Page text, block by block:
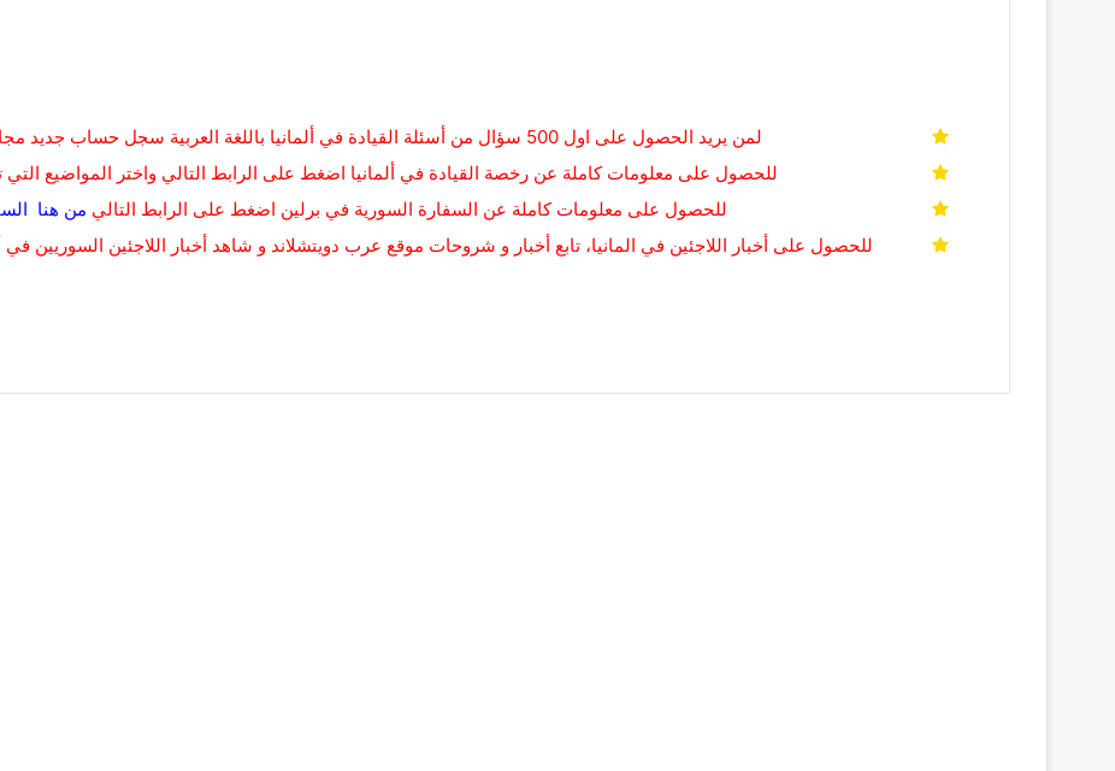
لمن يريد الحصول على اول 500 سؤال من أسئلة القيادة في ألمانيا باللغة العربية سجل حساب جديد
للحصول على معلومات كاملة عن رخصة القيادة في ألمانيا اضغط على الرابط التالي واختر المواضيع
للحصول على معلومات كاملة عن السفارة السورية في برلين اضغط على الرابط التالي من هنا
للحصول على أخبار اللاجئين في المانيا، تابع أخبار و شروحات موقع عرب دويتشلاند و شاهد أخبار اللاجئين السوريين في